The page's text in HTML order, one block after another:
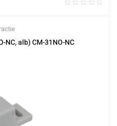
NC, alb) CM-31NO-NC